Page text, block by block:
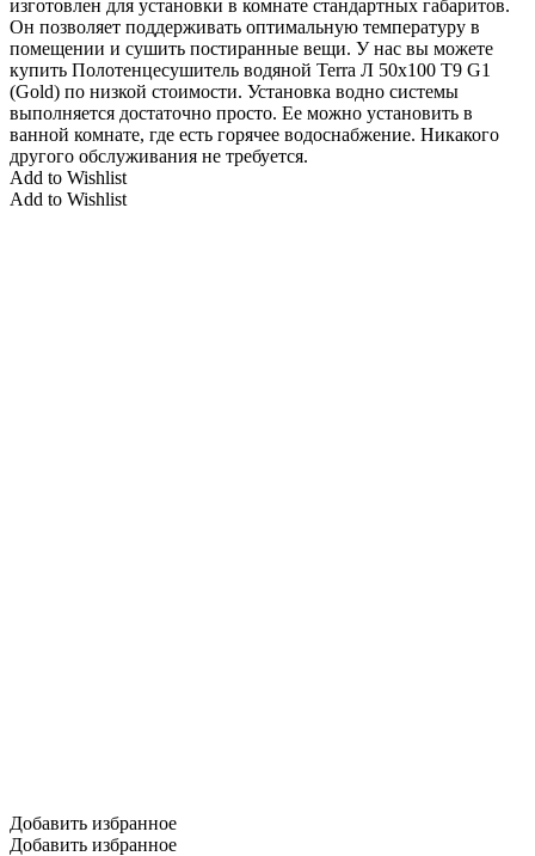
изготовлен для установки в комнате стандартных габаритов.
Он позволяет поддерживать оптимальную температуру в
помещении и сушить постиранные вещи. У нас вы можете
купить Полотенцесушитель водяной Terra Л 50x100 Т9 G1
(Gold) по низкой стоимости. Установка водно системы
выполняется достаточно просто. Ее можно установить в
ванной комнате, где есть горячее водоснабжение. Никакого
другого обслуживания не требуется.
Add to Wishlist
Add to Wishlist
Добавить избранное
Добавить избранное